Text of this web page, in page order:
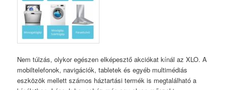
Nem túlzás, olykor egészen elképesztő akciókat kínál az XLO. A
mobiltelefonok, navigációk, tabletek és egyéb multimédiás
eszközök mellett számos háztartási termék is megtalálható a